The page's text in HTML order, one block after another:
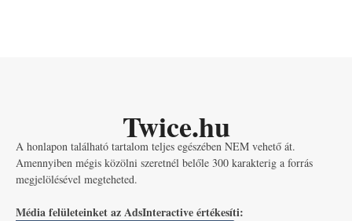
Twice.hu
A honlapon található tartalom teljes egészében NEM vehető át.
Amennyiben mégis közölni szeretnél belőle 300 karakterig a forrás
megjelölésével megteheted.
Média felületeinket az AdsInteractive értékesíti: